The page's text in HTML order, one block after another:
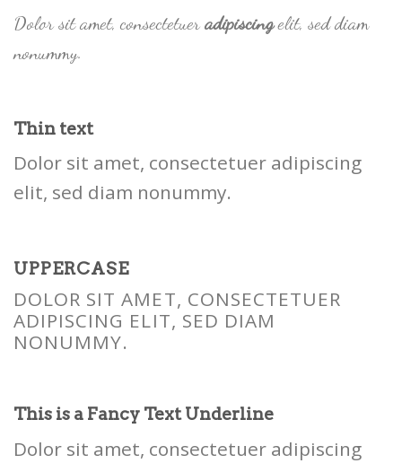
Dolor sit amet, consectetuer adipiscingelit, sed diam
nonummy.
Thin text
Dolor sit amet, consectetuer adipiscing
elit, sed diam nonummy.
UPPERCASE
DOLOR SIT AMET, CONSECTETUER
ADIPISCING ELIT, SED DIAM
NONUMMY.
This is a Fancy Text Underline
Dolor sit amet, consectetuer adipiscing